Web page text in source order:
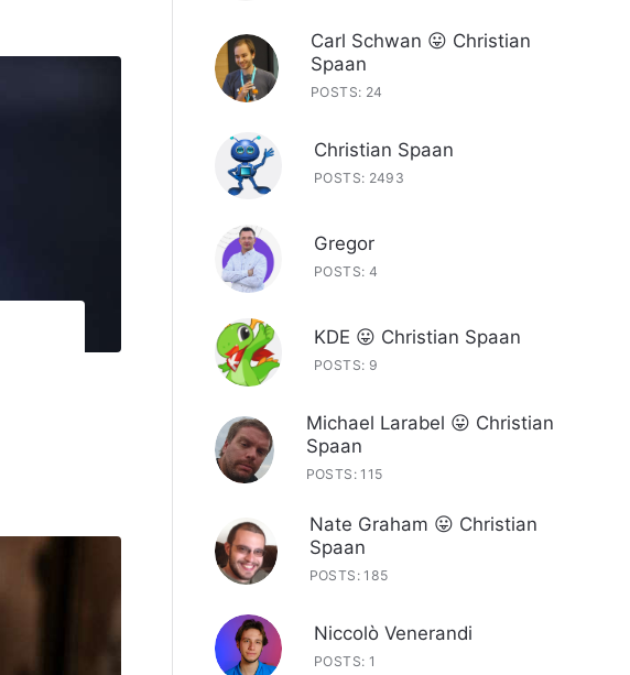
Carl Schwan 😛 Christian
Spaan
POSTS: 24
Christian Spaan
POSTS: 2493
Gregor
POSTS: 4
KDE 😛 Christian Spaan
POSTS: 9
Michael Larabel 😛 Christian
Spaan
POSTS: 115
Nate Graham 😛 Christian
Spaan
POSTS: 185
Niccolò Venerandi
POSTS: 1